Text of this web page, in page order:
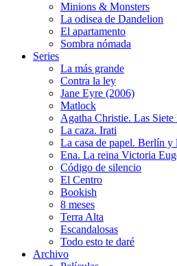
Minions & Monsters
La odisea de Dandelion
El apartamento
Sombra nómada
Series
La más grande
Contra la ley
Jane Eyre (2006)
Matlock
Agatha Christie. Las Siete
La caza. Irati
La casa de papel. Berlín y
Ena. La reina Victoria
Código de silencio
El Centro
Bookish
8 meses
Terra Alta
Escandalosas
Todo esto te daré
Archivo